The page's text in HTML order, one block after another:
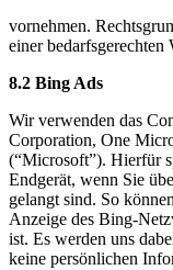
vornehmen.
einer
8.2 Bing Ads
Wir verwenden das
Corporation, One
(“Microsoft”). Hierfür
Endgerät, wenn Sie
gelangt sind. So
Anzeige des Bing-
ist. Es werden uns
keine persönlichen